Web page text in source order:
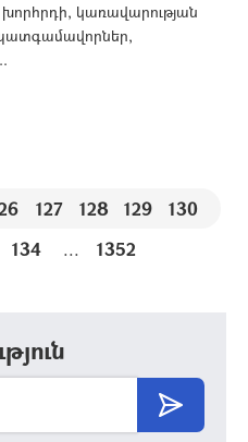
կառավարության
127 128 129
130
134 ... 1352